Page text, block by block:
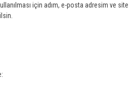
için adım, e-posta adresim ve site